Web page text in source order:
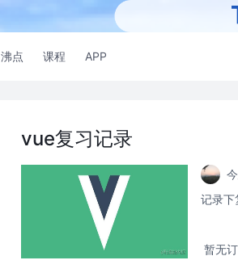
沸点 课程 APP
vue复习记录
记录下
暂无